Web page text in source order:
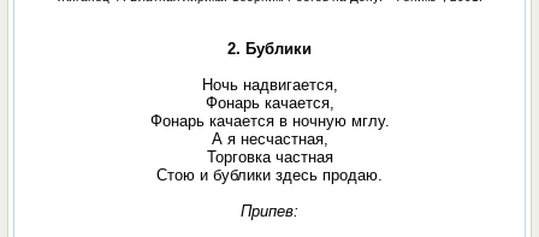
2. Бублики
Ночь надвигается,
Фонарь качается,
Фонарь качается в ночную мглу.
А я несчастная,
Торговка частная
Стою и бублики здесь продаю.
Припев: